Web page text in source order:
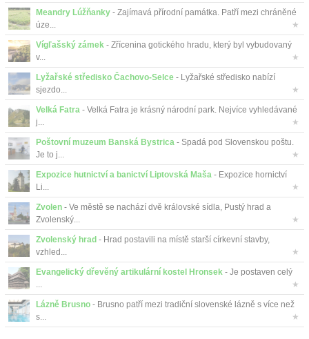
Meandry Lúžňanky - Zajímavá přírodní památka. Patří mezi chráněné
úze...
★
Vígľašský zámek - Zřícenina gotického hradu, který byl vybudovaný
v...
★
Lyžařské středisko Čachovo-Selce - Lyžařské středisko nabízí
sjezdo...
★
Velká Fatra - Velká Fatra je krásný národní park. Nejvíce vyhledávané
j...
★
Poštovní muzeum Banská Bystrica - Spadá pod Slovenskou poštu.
Je to j...
★
Expozice hutnictví a banictví Liptovská Maša - Expozice hornictví
Li...
★
Zvolen - Ve městě se nachází dvě královské sídla, Pustý hrad a
Zvolenský...
★
Zvolenský hrad - Hrad postavili na místě starší církevní stavby,
vzhled...
★
Evangelický dřevěný artikulární kostel Hronsek - Je postaven celý
...
★
Lázně Brusno - Brusno patří mezi tradiční slovenské lázně s více než
s...
★